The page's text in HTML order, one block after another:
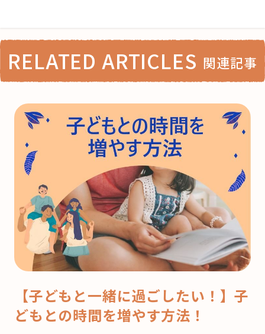
RELATED ARTICLES 関連記事
【子どもと一緒に過ごしたい！】子
どもとの時間を増やす方法！